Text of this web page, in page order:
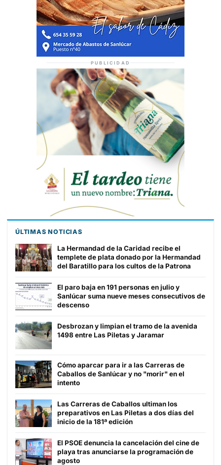
PUBLICIDAD
ÚLTIMAS NOTICIAS
La Hermandad de la Caridad recibe el
templete de plata donado por la Hermandad
del Baratillo para los cultos de la Patrona
El paro baja en 191 personas en julio y
Sanlúcar suma nueve meses consecutivos de
descenso
Desbrozan y limpian el tramo de la avenida
1498 entre Las Piletas y Jaramar
Cómo aparcar para ir a las Carreras de
Caballos de Sanlúcar y no "morir" en el
intento
Las Carreras de Caballos ultiman los
preparativos en Las Piletas a dos días del
inicio de la 181ª edición
El PSOE denuncia la cancelación del cine de
playa tras anunciarse la programación de
agosto